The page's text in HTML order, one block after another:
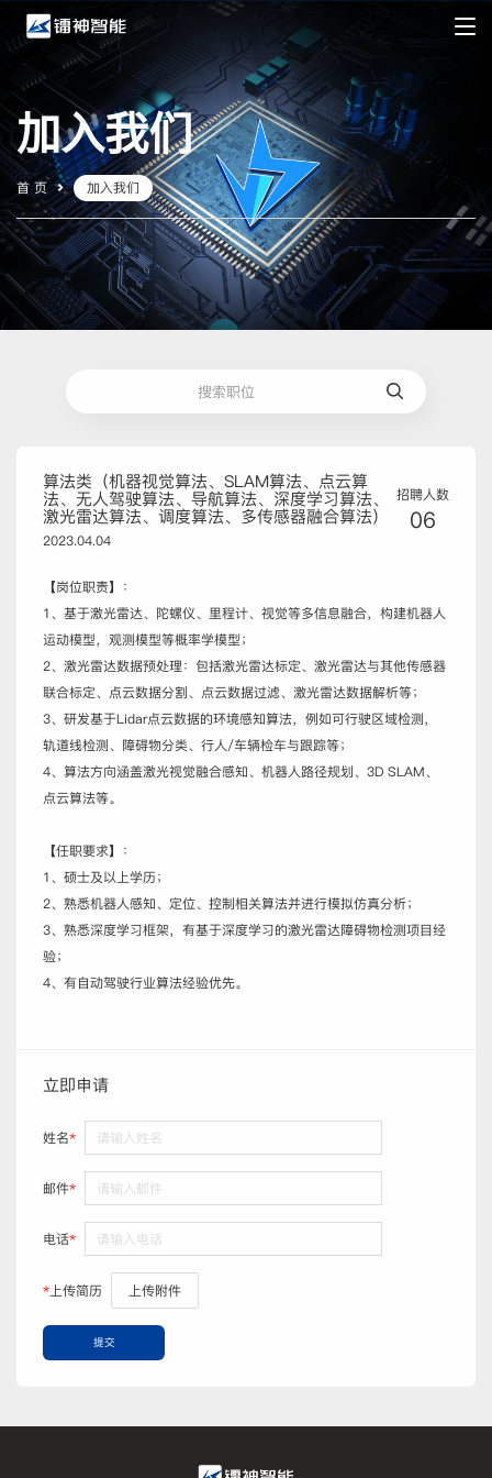
加入我们
首 页 加入我们
算法类（机器视觉算法、SLAM算法、点云算
法、无人驾驶算法、导航算法、深度学习算法、
激光雷达算法、调度算法、多传感器融合算法）
2023.04.04
招聘人数
06
【岗位职责】：
1、基于激光雷达、陀螺仪、里程计、视觉等多信息融合，构建机器人
运动模型，观测模型等概率学模型；
2、激光雷达数据预处理：包括激光雷达标定、激光雷达与其他传感器
联合标定、点云数据分割、点云数据过滤、激光雷达数据解析等；
3、研发基于Lidar点云数据的环境感知算法，例如可行驶区域检测，
轨道线检测、障碍物分类、行人/车辆检车与跟踪等；
4、算法方向涵盖激光视觉融合感知、机器人路径规划、3D SLAM、
点云算法等。
【任职要求】：
1、硕士及以上学历；
2、熟悉机器人感知、定位、控制相关算法并进行模拟仿真分析；
3、熟悉深度学习框架，有基于深度学习的激光雷达障碍物检测项目经
验；
4、有自动驾驶行业算法经验优先。
立即申请
姓名*
邮件*
电话*
* 上传简历 上传附件
提交